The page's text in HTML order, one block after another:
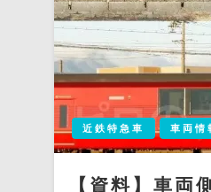
近鉄特急車 車両情
【資料】車